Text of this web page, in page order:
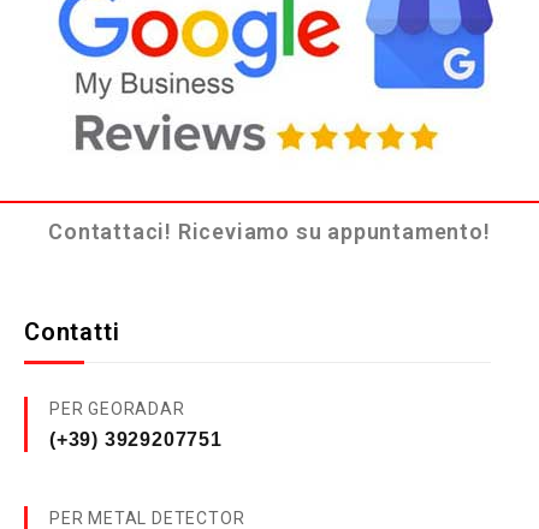
Contattaci! Riceviamo su appuntamento!
Contatti
PER GEORADAR
(+39) 3929207751
PER METAL DETECTOR